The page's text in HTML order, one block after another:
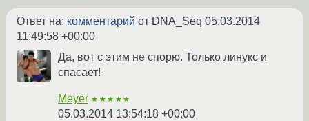
Ответ на: комментарий от DNA_Seq 05.03.2014
11:49:58 +00:00
Да, вот с этим не спорю. Только линукс и
спасает!
Meyer ★★★★★
05.03.2014 13:54:18 +00:00